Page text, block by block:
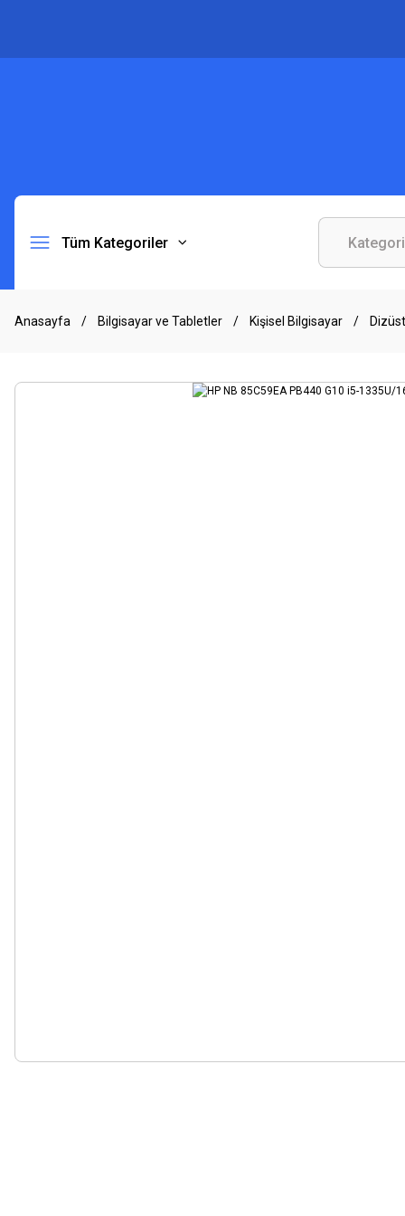
Tüm Kategoriler
Anasayfa Bilgisayar ve Tabletler Kişisel Bilgisayar